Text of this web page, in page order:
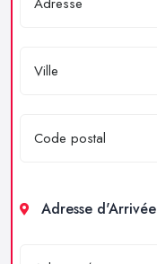
Adresse d'Arrivée